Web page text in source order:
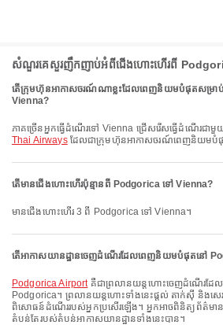
សំណួរគេសួរញឹកញាប់អំពីជើងហោះហើរពី
តើក្រុមហ៊ុនអាកាសចរណ៍ណាខ្លះដែលពេញនិយមបំផុតសម្រាប់
Vienna?
ភាគច្រើនអ្នកធ្វើដំណើរទៅ Vienna ជ្រើសរើសធ្វើដំណើរជា
Thai Airwaysដែលជាក្រុមហ៊ុនអាកាសចរណ៍ពេញនិយមបំផុ
តើមានជើងហោះហើរប៉ុន្មានពី Podgorica ទៅ Vienna?
មានជើងហោះហើរ 3 ពី Podgorica ទៅ Vienna។
តើអាកាសយានដ្ឋានចេញដំណើរដែលពេញនិយមបំផុតនៅ
Podgorica Airportគឺជាព្រលានយន្តហោះចេញដំណើរដ
Podgorica។ ព្រលានយន្តហោះទាំងនេះផ្តល់ តាក់ស៊ី និងសេវា
ពិសោធន៍ដំណើររបស់អ្នកប្រសើរឡើង។ អ្នកអាចពិនិត្យព័ត៌មាន
តំបន់តែរបស់តំបន់អាកាសយានដ្ឋានទាំងនេះបាន។